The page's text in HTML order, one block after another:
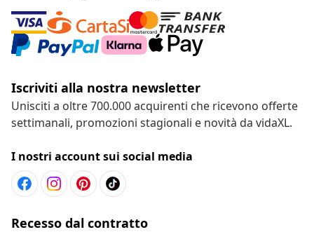
Iscriviti alla nostra newsletter
Unisciti a oltre 700.000 acquirenti che ricevono offerte
settimanali, promozioni stagionali e novità da vidaXL.
I nostri account sui social media
Recesso dal contratto